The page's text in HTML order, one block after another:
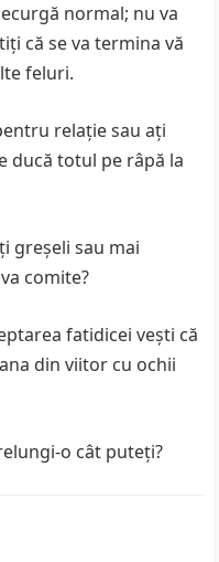
normal; nu va
că se va termina vă
feluri.
relație sau ați
ducă totul pe râpă la
greșeli sau mai
comite?
fatidicei vești că
din viitor cu ochii
o cât puteți?